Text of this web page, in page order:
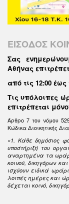
ΕΙΣΟΔΟΣ
Σας
Αθήνας
από τις 12:00 έως
Τις υπόλοιπες
επιτρέπεται
Άρθρο 7 του νόμου
Κώδικα Διοικητικής
«1. Κάθε δημόσιος
υποστήριξή του
αναρτημένα τα
κοινού, δικηγόρων
ισχύουν ειδικά
λοιπές ημέρες και
δέχεται κοινό,